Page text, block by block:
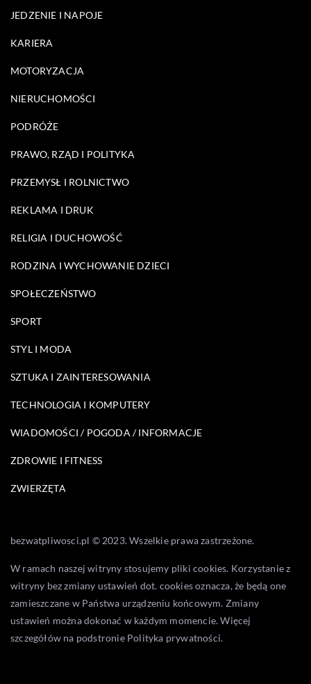
JEDZENIE I NAPOJE
KARIERA
MOTORYZACJA
NIERUCHOMOŚCI
PODRÓŻE
PRAWO, RZĄD I POLITYKA
PRZEMYSŁ I ROLNICTWO
REKLAMA I DRUK
RELIGIA I DUCHOWOŚĆ
RODZINA I WYCHOWANIE DZIECI
SPOŁECZEŃSTWO
SPORT
STYL I MODA
SZTUKA I ZAINTERESOWANIA
TECHNOLOGIA I KOMPUTERY
WIADOMOŚCI / POGODA / INFORMACJE
ZDROWIE I FITNESS
ZWIERZĘTA
bezwatpliwosci.pl © 2023. Wszelkie prawa zastrzeżone.
W ramach naszej witryny stosujemy pliki cookies. Korzystanie z
witryny bez zmiany ustawień dot. cookies oznacza, że będą one
zamieszczane w Państwa urządzeniu końcowym. Zmiany
ustawień można dokonać w każdym momencie. Więcej
szczegółów na podstronie Polityka prywatności.